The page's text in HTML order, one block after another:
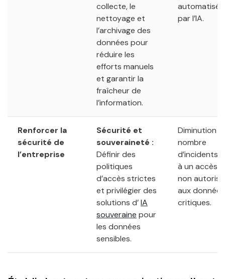
collecte, le
nettoyage et
l’archivage des
données pour
réduire les
efforts manuels
et garantir la
fraîcheur de
l’information.
automatisés
par l’IA.
Renforcer la
sécurité de
l’entreprise
Sécurité et
souveraineté :
Définir des
politiques
d’accès strictes
et privilégier des
solutions d’IA
souveraine pour
les données
sensibles.
Diminution
nombre
d’incidents
à un accès
non autorisé
aux données
critiques.